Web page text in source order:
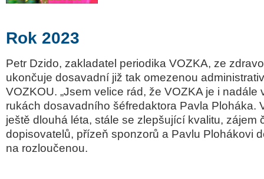
Rok 2023
Petr Dzido, zakladatel periodika VOZKA, ze
ukončuje dosavadní již tak omezenou
VOZKOU. „Jsem velice rád, že VOZKA je i nadále
rukách dosavadního šéfredaktora Pavla Ploháka.
ještě dlouhá léta, stále se zlepšující kvalitu, zájem
dopisovatelů, přízeň sponzorů a Pavlu Plohákovi
na rozloučenou.